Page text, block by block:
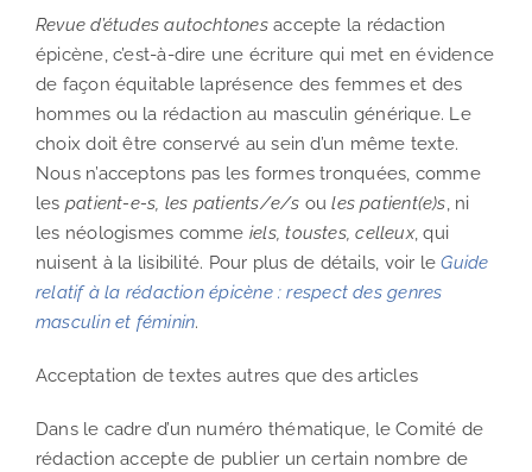
Revue d’études autochtonesaccepte la rédaction
épicène, c’est-à-dire une écriture qui met en évidence
de façon équitable laprésence des femmes et des
hommes ou la rédaction au masculin générique. Le
choix doit être conservé au sein d’un même texte.
Nous n’acceptons pas les formes tronquées, comme
les patient-e-s, les patients/e/s oules patient(e)s, ni
les néologismes comme iels, toustes, celleux, qui
nuisent à la lisibilité. Pour plus de détails, voir leGuide
relatif à la rédaction épicène : respect des genres
masculin et féminin.
Acceptation de textes autres que des articles
Dans le cadre d’un numéro thématique, le Comité de
rédaction accepte de publier un certain nombre de